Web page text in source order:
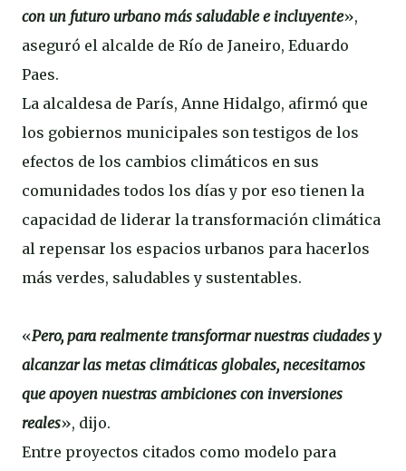
con un futuro urbano más saludable e incluyente»,
aseguró el alcalde de Río de Janeiro, Eduardo
Paes.
La alcaldesa de París, Anne Hidalgo, afirmó que
los gobiernos municipales son testigos de los
efectos de los cambios climáticos en sus
comunidades todos los días y por eso tienen la
capacidad de liderar la transformación climática
al repensar los espacios urbanos para hacerlos
más verdes, saludables y sustentables.
«Pero, para realmente transformar nuestras ciudades y
alcanzar las metas climáticas globales, necesitamos
que apoyen nuestras ambiciones con inversiones
reales», dijo.
Entre proyectos citados como modelo para